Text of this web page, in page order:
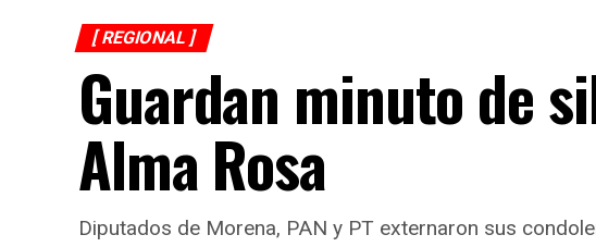
[ REGIONAL ]
Guardan minuto de
Alma Rosa
Diputados de Morena, PAN y PT externaron sus